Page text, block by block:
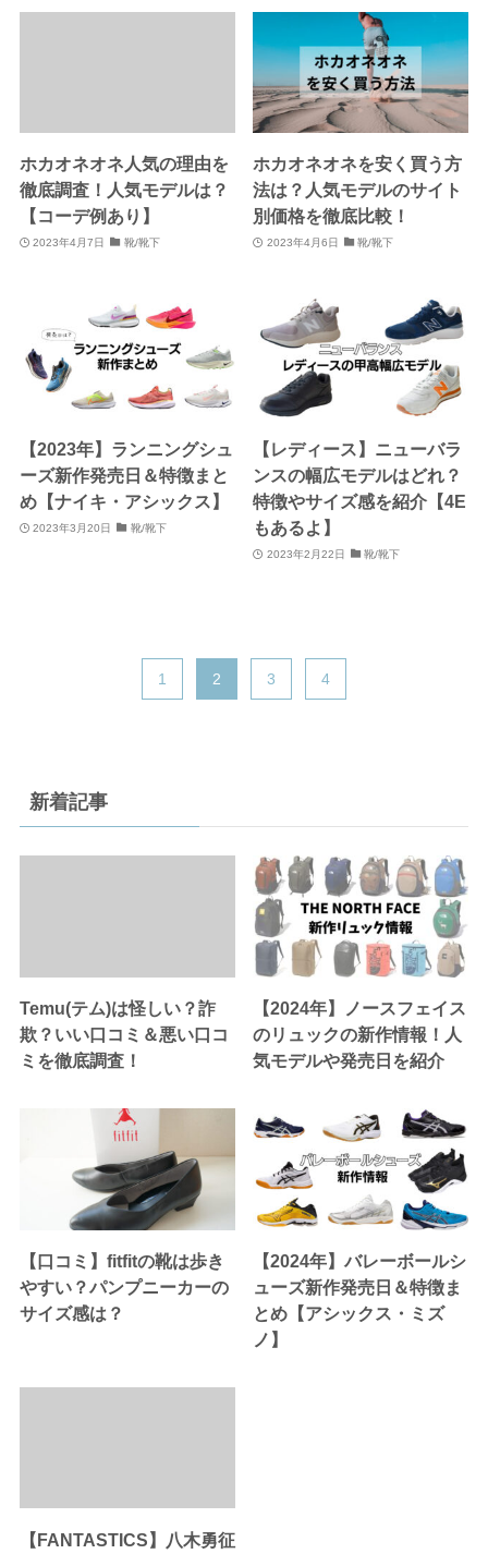
ホカオネオネ人気の理由を
徹底調査！人気モデルは？
【コーデ例あり】
2023年4月7日 靴/靴下
ホカオネオネを安く買う方
法は？人気モデルのサイト
別価格を徹底比較！
2023年4月6日 靴/靴下
【2023年】ランニングシュ
ーズ新作発売日＆特徴まと
め【ナイキ・アシックス】
2023年3月20日 靴/靴下
【レディース】ニューバラ
ンスの幅広モデルはどれ？
特徴やサイズ感を紹介【4E
もあるよ】
2023年2月22日 靴/靴下
1 2 3 4
新着記事
Temu(テム)は怪しい？詐
欺？いい口コミ＆悪い口コ
ミを徹底調査！
【2024年】ノースフェイス
のリュックの新作情報！人
気モデルや発売日を紹介
【口コミ】fitfitの靴は歩き
やすい？パンプニーカーの
サイズ感は？
【2024年】バレーボールシ
ューズ新作発売日＆特徴ま
とめ【アシックス・ミズ
ノ】
【FANTASTICS】八木勇征